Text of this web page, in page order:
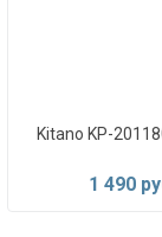
Kitano KP-
1 490